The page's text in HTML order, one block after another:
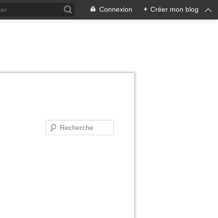
Connexion + Créer mon blog